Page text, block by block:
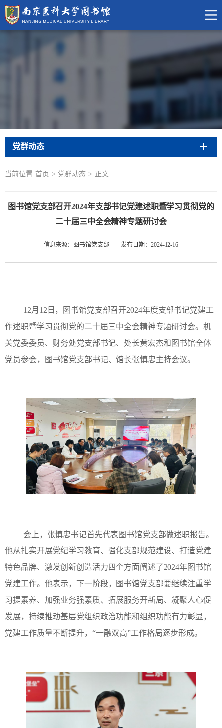
党群动态
当前位置 首页 > 党群动态 > 正文
图书馆党支部召开2024年支部书记党建述职暨学习贯彻党的
二十届三中全会精神专题研讨会
信息来源：图书馆党支部 发布日期：2024-12-16
12月12日，图书馆党支部召开2024年度支部书记党建工
作述职暨学习贯彻党的二十届三中全会精神专题研讨会。机
关党委委员、财务处党支部书记、处长黄宏杰和图书馆全体
党员参会，图书馆党支部书记、馆长张慎忠主持会议。
会上，张慎忠书记首先代表图书馆党支部做述职报告。
他从扎实开展党纪学习教育、强化支部规范建设、打造党建
特色品牌、激发创新创造活力四个方面阐述了2024年图书馆
党建工作。他表示，下一阶段，图书馆党支部要继续注重学
习提素养、加强业务强素质、拓展服务开新局、凝聚人心促
发展，持续推动基层党组织政治功能和组织功能有力彰显，
党建工作质量不断提升，“一融双高”工作格局逐步形成。